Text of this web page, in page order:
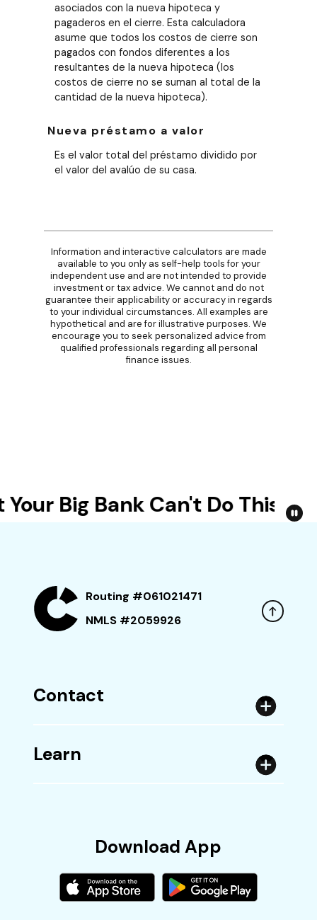
asociados con la nueva hipoteca y
pagaderos en el cierre. Esta calculadora
asume que todos los costos de cierre son
pagados con fondos diferentes a los
resultantes de la nueva hipoteca (los
costos de cierre no se suman al total de la
cantidad de la nueva hipoteca).
Nueva préstamo a valor
Es el valor total del préstamo dividido por
el valor del avalúo de su casa.
Information and interactive calculators are made
available to you only as self-help tools for your
independent use and are not intended to provide
investment or tax advice. We cannot and do not
guarantee their applicability or accuracy in regards
to your individual circumstances. All examples are
hypothetical and are for illustrative purposes. We
encourage you to seek personalized advice from
qualified professionals regarding all personal
finance issues.
Big Bank Can't Do This
Routing #061021471
NMLS #2059926
Contact
Learn
Download App